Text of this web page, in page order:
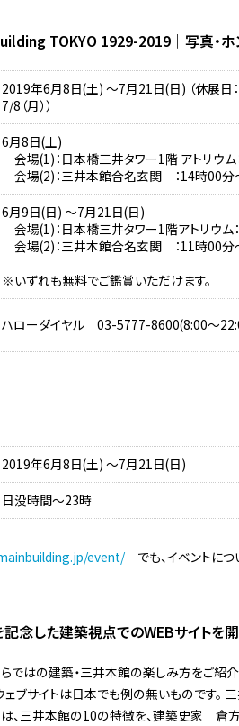
TOKYO 1929-2019｜写真・ホ
2019年6月8日(土) ～7月21日(日) （休展日：6/
7/8（月））
6月8日(土)
会場(1)：日本橋三井タワー1階 アトリウ
会場(2)：三井本館合名玄関 ：14時00
6月9日(日) ～7月21日(日)
会場(1)：日本橋三井タワー1階アトリウ
会場(2)：三井本館合名玄関 ：11時00
※いずれも無料でご鑑賞いただけます。
ハローダイヤル 03-5777-8600(8:00～
2019年6月8日(土) ～7月21日(日)
日没時間～23時
event/ でも、イベントにつ
記念した建築視点でのWEBサイトを
ではの建築・三井本館の楽しみ方をご紹
ブサイトは日本でも例の無いものです。
は、三井本館の10の特徴を、建築史家 倉